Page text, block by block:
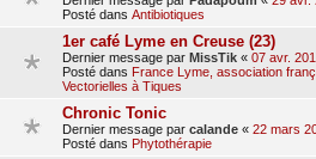
Posté dans Antibiotiques
1er café Lyme en Creuse (23)
Dernier message par MissTik « 07 avr.
Posté dans France Lyme, association
Vectorielles à Tiques
Chronic Tonic
Dernier message par calande « 22 mars
Posté dans Phytothérapie